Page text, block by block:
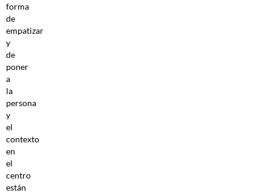
forma
de
empatizar
y
de
poner
a
la
persona
y
el
contexto
en
el
centro
están